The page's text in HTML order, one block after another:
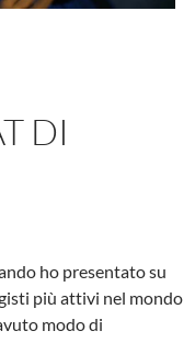
DI
ho presentato su
più attivi nel mondo
modo di